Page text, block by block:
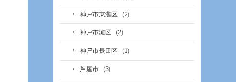
神戸市東灘区 (2)
神戸市灘区 (2)
神戸市長田区 (1)
芦屋市 (3)